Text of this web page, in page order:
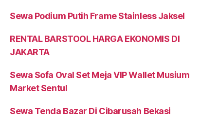
Sewa Podium Putih Frame Stainless Jaksel
RENTAL BARSTOOL HARGA EKONOMIS DI
JAKARTA
Sewa Sofa Oval Set Meja VIP Wallet Musium
Market Sentul
Sewa Tenda Bazar Di Cibarusah Bekasi